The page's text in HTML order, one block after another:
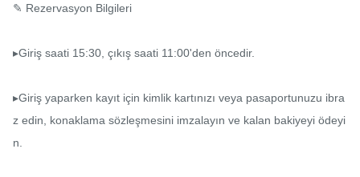
✎ Rezervasyon Bilgileri
▸Giriş saati 15:30, çıkış saati 11:00'den öncedir.
▸Giriş yaparken kayıt için kimlik kartınızı veya pasaportunuzu ibra
z edin, konaklama sözleşmesini imzalayın ve kalan bakiyeyi ödeyi
n.